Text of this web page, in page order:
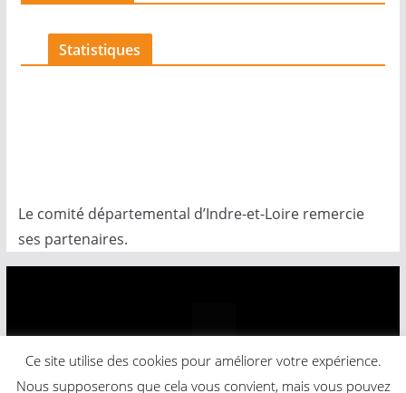
Statistiques
Le comité départemental d’Indre-et-Loire remercie
ses partenaires.
Comité Départemental Basket-Ball
Ce site utilise des cookies pour améliorer votre expérience.
Nous supposerons que cela vous convient, mais vous pouvez